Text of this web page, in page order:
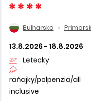
Bulharsko
13.8.2026 - 18.8.2026
Letecky
raňajky/polpenzia/all
inclusive